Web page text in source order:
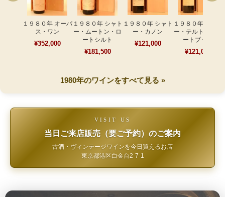
１９８０年 オーパ
ス・ワン
¥352,000
１９８０年 シャト
ー・ムートン・ロ
ートシルト
¥181,500
１９８０年 シャト
ー・カノン
¥121,000
１９８０年 シャト
ー・テルトル・ロ
ートブッフ
¥121,000
1980年のワインをすべて見る »
VISIT US
当日ご来店販売（要ご予約）のご案内
古酒・ヴィンテージワインを今日買えるお店
東京都港区白金台2-7-1